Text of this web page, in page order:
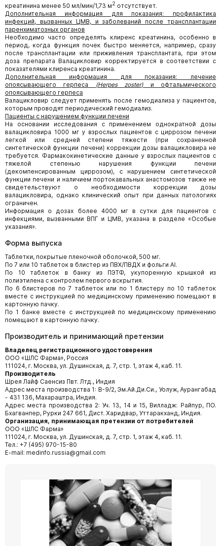
креатинина менее 50 мл/мин/1,73 м2 отсутствует.
Дополнительная информация для показания: профилактика
инфекций, вызванных ЦМВ, и заболеваний после трансплантации
паренхиматозных органов
Необходимо часто определять клиренс креатинина, особенно в
период, когда функция почек быстро меняется, например, сразу
после трансплантации или приживления трансплантата, при этом
доза препарата Валацикловир корректируется в соответствии с
показателями клиренса креатинина.
Дополнительная информация для показания: лечение
опоясывающего герпеса
(Herpes zoster)и офтальмического
опоясывающего герпеса
Валацикловир следует применять после гемодиализа у пациентов,
которым проводят периодический гемодиализ.
Пациенты с нарушением функции печени
На основании исследования с применением однократной дозы
валацикловира 1000 мг у взрослых пациентов с циррозом печени
легкой или средней степени тяжести (при сохраненной
синтетической функции печени) коррекции дозы валацикловира не
требуется. Фармакокинетические данные у взрослых пациентов с
тяжелой степенью нарушения функции печени
(декомпенсированным циррозом), с нарушением синтетической
функции печени и наличием портокавальных анастомозов также не
свидетельствуют о необходимости коррекции дозы
валацикловира, однако клинический опыт при данных патологиях
ограничен.
Информация о дозах более 4000 мг в сутки для пациентов с
инфекциями, вызванными ВПГ и ЦМВ, указана в разделе «Особые
указания».
Форма выпуска
Таблетки, покрытые пленочной оболочкой, 500 мг.
По 7 или 10 таблеток в блистер из ПВХ/ПВДХ и фольги Al.
По 10 таблеток в банку из ПЭТФ, укупоренную крышкой из
полиэтилена с контролем первого вскрытия.
По 6 блистеров по 7 таблеток или по 1 блистеру по 10 таблеток
вместе с инструкцией по медицинскому применению помещают в
картонную пачку.
По 1 банке вместе с инструкцией по медицинскому применению
помещают в картонную пачку.
Производитель и принимающий претензии
Владелец регистрационного удостоверения
ООО «ШЛС Фарма», Россия
111024, г. Москва, ул. Душинская, д. 7, стр. 1, этаж 4, каб. 11.
Производитель
Шрея Лайф Саенсиз Пвт. Лтд., Индия
Адрес места производства 1: В-9/2, Эм.Ай.Ди.Си., Уолуж, Аурангабад
- 431 136, Махараштра, Индия.
Адрес места производства 2: Уч. 13, 14 и 15, Вилладж: Райпур, ПО.
Бхагванпер, Рурки 247 661, Дист. Харидвар, Уттаракханд, Индия.
Организация, принимающая претензии от потребителей
ООО «ШЛС Фарма»
111024, г. Москва, ул. Душинская, д. 7, стр. 1, этаж 4, каб. 11.
Тел.: +7 (495) 970-15-80
E-mail: medinfo.russia@gmail.com